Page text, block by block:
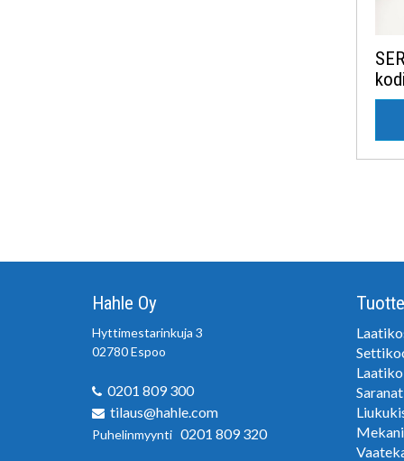
Hahle Oy
Hyttimestarinkuja 3
02780 Espoo
0201 809 300
tilaus@hahle.com
Puhelinmyynti 0201 809 320
Saranat